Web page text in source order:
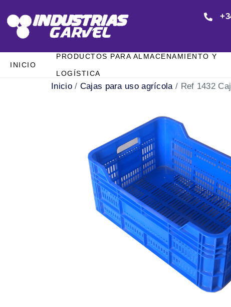
INICIO
PRODUCTOS PARA ALMACENAMIENTO Y
LOGÍSTICA
Inicio/ Cajas para uso agrícola/ Ref 1432